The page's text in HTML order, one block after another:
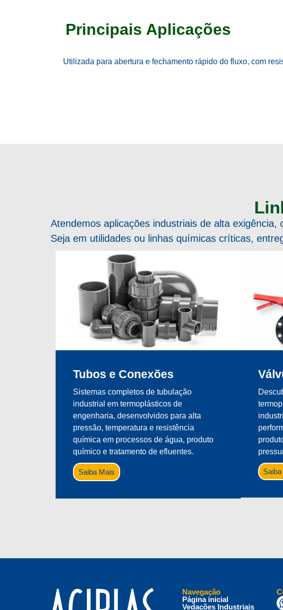
Principais Aplicações
Utilizada para abertura e fechamento rápido do fluxo, com
Atendemos aplicações industriais de alta
Seja em utilidades ou linhas químicas críticas,
Tubos e Conexões
Sistemas completos de tubulação
industrial em termoplásticos de
engenharia, desenvolvidos para alta
pressão, temperatura e resistência
química em processos de água, produto
químico e tratamento de efluentes.
Saiba Mais
Navegação
Página inicial
Vedações Industriais